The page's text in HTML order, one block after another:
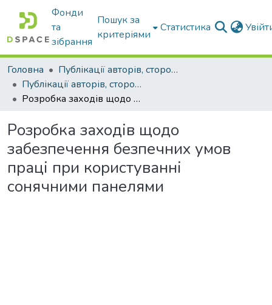
Фонди
та
зібрання
Пошук за
критеріями
Статистика
Головна
Публікації авторів, сторонніх університету
Публікації авторів, сторонніх університету
Розробка заходів щодо забезпечення безпечних умов праці при користуванні сонячними панелями
Розробка заходів щодо
забезпечення безпечних умов
праці при користуванні
сонячними панелями